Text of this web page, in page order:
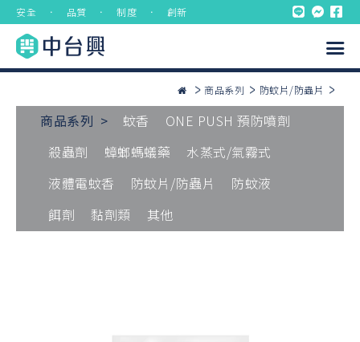
安全 ． 品質 ． 制度 ． 創新
商品系列 防蚊片/防蟲片
商品系列 > 蚊香
ONE PUSH 預防噴劑
殺蟲劑
蟑螂螞蟻藥
水蒸式/氣霧式
液體電蚊香
防蚊片/防蟲片
防蚊液
餌劑
黏劑類 其他